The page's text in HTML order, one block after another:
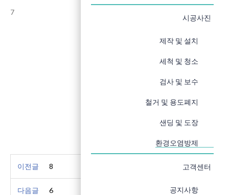
시공사진
제작 및 설치
세척 및 청소
검사 및 보수
철거 및 용도폐지
샌딩 및 도장
환경오염방제
고객센터
공지사항
7
이전글 8 24.08.06
다음글 6 24.08.06